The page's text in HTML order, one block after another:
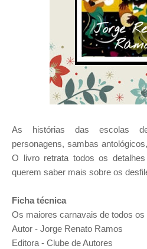
As histórias das escolas
personagens, sambas
O livro retrata todos os
querem saber mais sobre os
Ficha técnica
Os maiores carnavais de todos os
Autor - Jorge Renato Ramos
Editora - Clube de Autores